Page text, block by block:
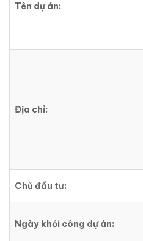
Tên dự án:
Địa chỉ:
Chủ đầu tư:
Ngày khỏi công dự án: